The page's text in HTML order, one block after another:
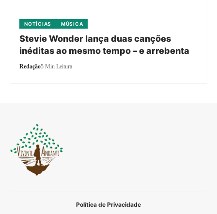
NOTÍCIAS MÚSICA
Stevie Wonder lança duas canções
inéditas ao mesmo tempo – e arrebenta
Redação5 Min Leitura
Política de Privacidade